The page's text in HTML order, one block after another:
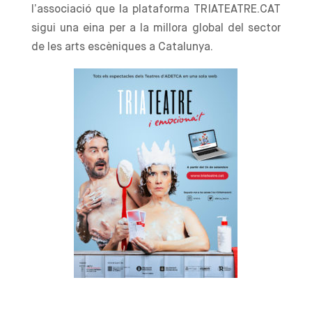
l’associació que la plataforma TRIATEATRE.CAT
sigui una eina per a la millora global del sector
de les arts escèniques a Catalunya.